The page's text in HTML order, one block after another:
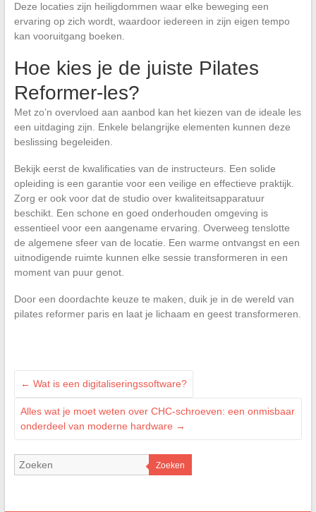
Deze locaties zijn heiligdommen waar elke beweging een
ervaring op zich wordt, waardoor iedereen in zijn eigen tempo
kan vooruitgang boeken.
Hoe kies je de juiste Pilates
Reformer-les?
Met zo’n overvloed aan aanbod kan het kiezen van de ideale les
een uitdaging zijn. Enkele belangrijke elementen kunnen deze
beslissing begeleiden.
Bekijk eerst de kwalificaties van de instructeurs. Een solide
opleiding is een garantie voor een veilige en effectieve praktijk.
Zorg er ook voor dat de studio over kwaliteitsapparatuur
beschikt. Een schone en goed onderhouden omgeving is
essentieel voor een aangename ervaring. Overweeg tenslotte
de algemene sfeer van de locatie. Een warme ontvangst en een
uitnodigende ruimte kunnen elke sessie transformeren in een
moment van puur genot.
Door een doordachte keuze te maken, duik je in de wereld van
pilates reformer paris en laat je lichaam en geest transformeren.
← Wat is een digitaliseringssoftware?
Alles wat je moet weten over CHC-schroeven: een onmisbaar
onderdeel van moderne hardware →
Zoeken